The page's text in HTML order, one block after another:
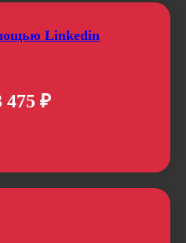
Linkedin
₽